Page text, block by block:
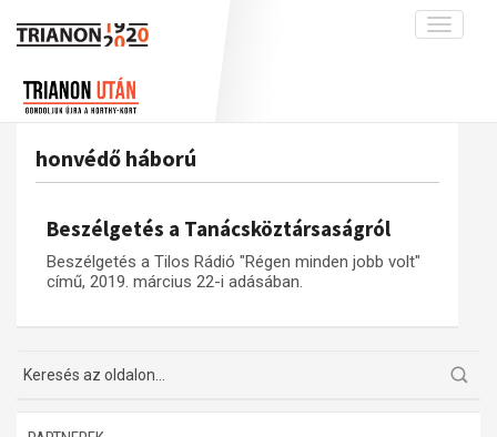
Toggle
interpretációk
A békerendszer megszilárdulása
Utókor és emlékezet
Adatbázis
honvédő háború
Beszélgetés a Tanácsköztársaságról
Beszélgetés a Tilos Rádió "Régen minden jobb volt"
című, 2019. március 22-i adásában.